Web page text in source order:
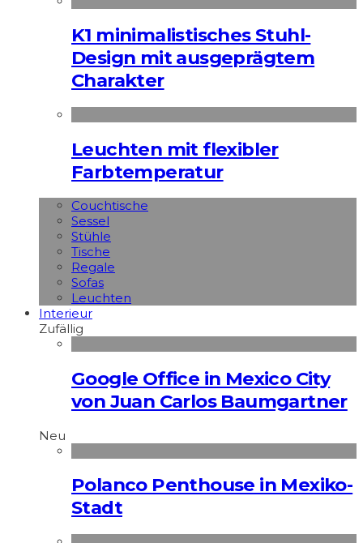
K1 minimalistisches Stuhl-
Design mit ausgeprägtem
Charakter
Leuchten mit flexibler
Farbtemperatur
Couchtische
Sessel
Stühle
Tische
Regale
Sofas
Leuchten
Interieur
Zufällig
Google Office in Mexico City
von Juan Carlos Baumgartner
Neu
Polanco Penthouse in Mexiko-
Stadt